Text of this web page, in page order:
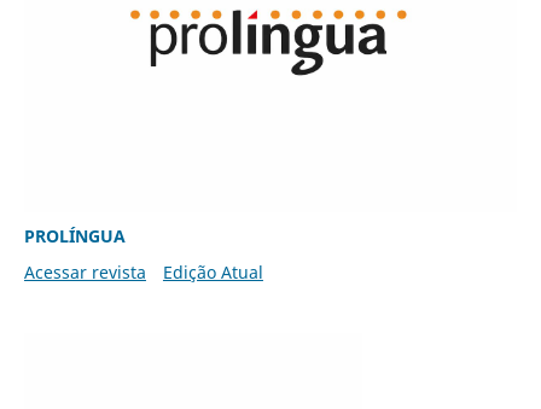
PROLÍNGUA
Acessar revista
Edição Atual